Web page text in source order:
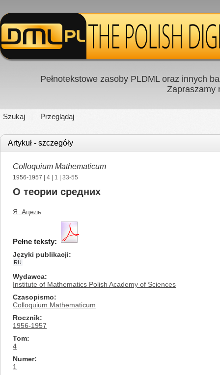
Pełnotekstowe zasoby PLDML oraz innych
Zapraszamy
Szukaj Przeglądaj
Artykuł - szczegóły
Colloquium Mathematicum
1956-1957 4 1 | 33-55
О теории средних
Я. Ацель
Pełne teksty:
Języki publikacji
RU
Wydawca
Institute of Mathematics Polish Academy of Sciences
Czasopismo
Colloquium Mathematicum
Rocznik
1956-1957
Tom
4
Numer
1